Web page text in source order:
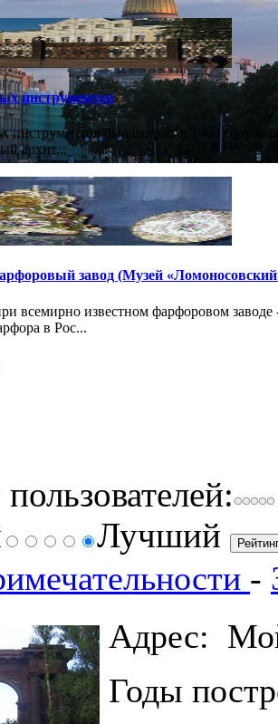
инструментов
инструментов был открыт в 1900 году
архит...
завод (Музей
всемирно известном фарфоровом
в Рос...
Лучший
-
Адрес:
Годы